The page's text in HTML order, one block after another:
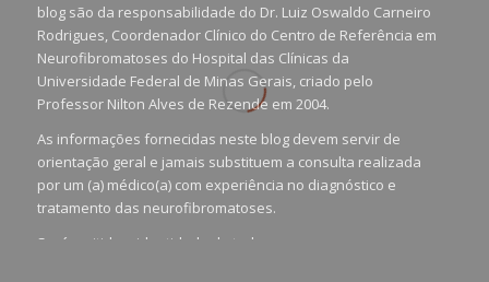
blog são da responsabilidade do Dr. Luiz Oswaldo Carneiro
Rodrigues, Coordenador Clínico do Centro de Referência em
Neurofibromatoses do Hospital das Clínicas da
Universidade Federal de Minas Gerais, criado pelo
Professor Nilton Alves de Rezende em 2004.
As informações fornecidas neste blog devem servir de
orientação geral e jamais substituem a consulta realizada
por um (a) médico(a) com experiência no diagnóstico e
tratamento das neurofibromatoses.
Será omitida a identidade de todas as pessoas que